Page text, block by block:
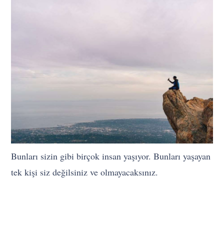
Bunları sizin gibi birçok insan yaşıyor. Bunları yaşayan
tek kişi siz değilsiniz ve olmayacaksınız.